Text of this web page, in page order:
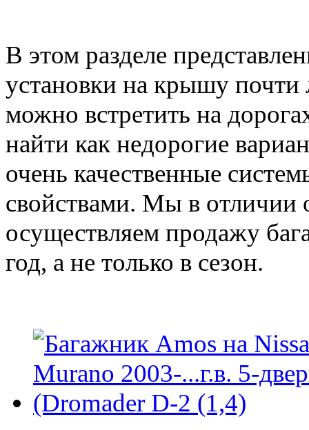
В этом разделе
установки на крышу
можно встретить на
найти как недорогие
очень качественные
свойствами. Мы в отличии
осуществляем продажу
год, а не только в сезон.